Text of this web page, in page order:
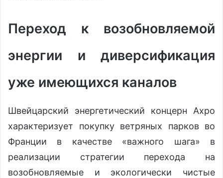
Переход к возобновляемой
энергии и диверсификация
уже имеющихся каналов
Швейцарский энергетический концерн Axpo
характеризует покупку ветряных парков во
Франции в качестве «важного шага» в
реализации стратегии перехода на
возобновляемые и экологически чистые